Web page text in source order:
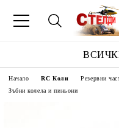
Начало RC Коли
Резервни
Зъбни колела и пиньони